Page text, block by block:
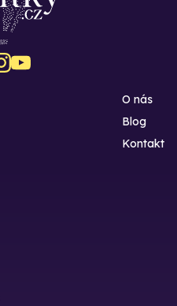
O nás
Blog
Kontakt